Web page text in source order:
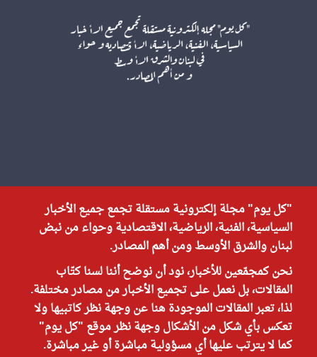
"كل يوم" مجلة إلكترونية مستقلة تجمع جميع الأخبار
السياسية، الفنية، الرياضية، الاقتصادية وحواء من نبض
لبنان والشرق الأوسط ومن أهم المصادر.
نحن كمجمّعين للأخبار، نود أن نوضح أننا لسنا كتّاب
المقالات، بل نعمل على تجميع الأخبار من مصادر مختلفة.
لذا، تعبر المقالات الموجودة هنا عن وجهة نظر كاتبيها ولا
تعكس بأي شكل من الأشكال وجهة نظر موقع "كل يوم"
كما لا يترتب عليها أي مسؤولية مباشرة أو غير مباشرة.